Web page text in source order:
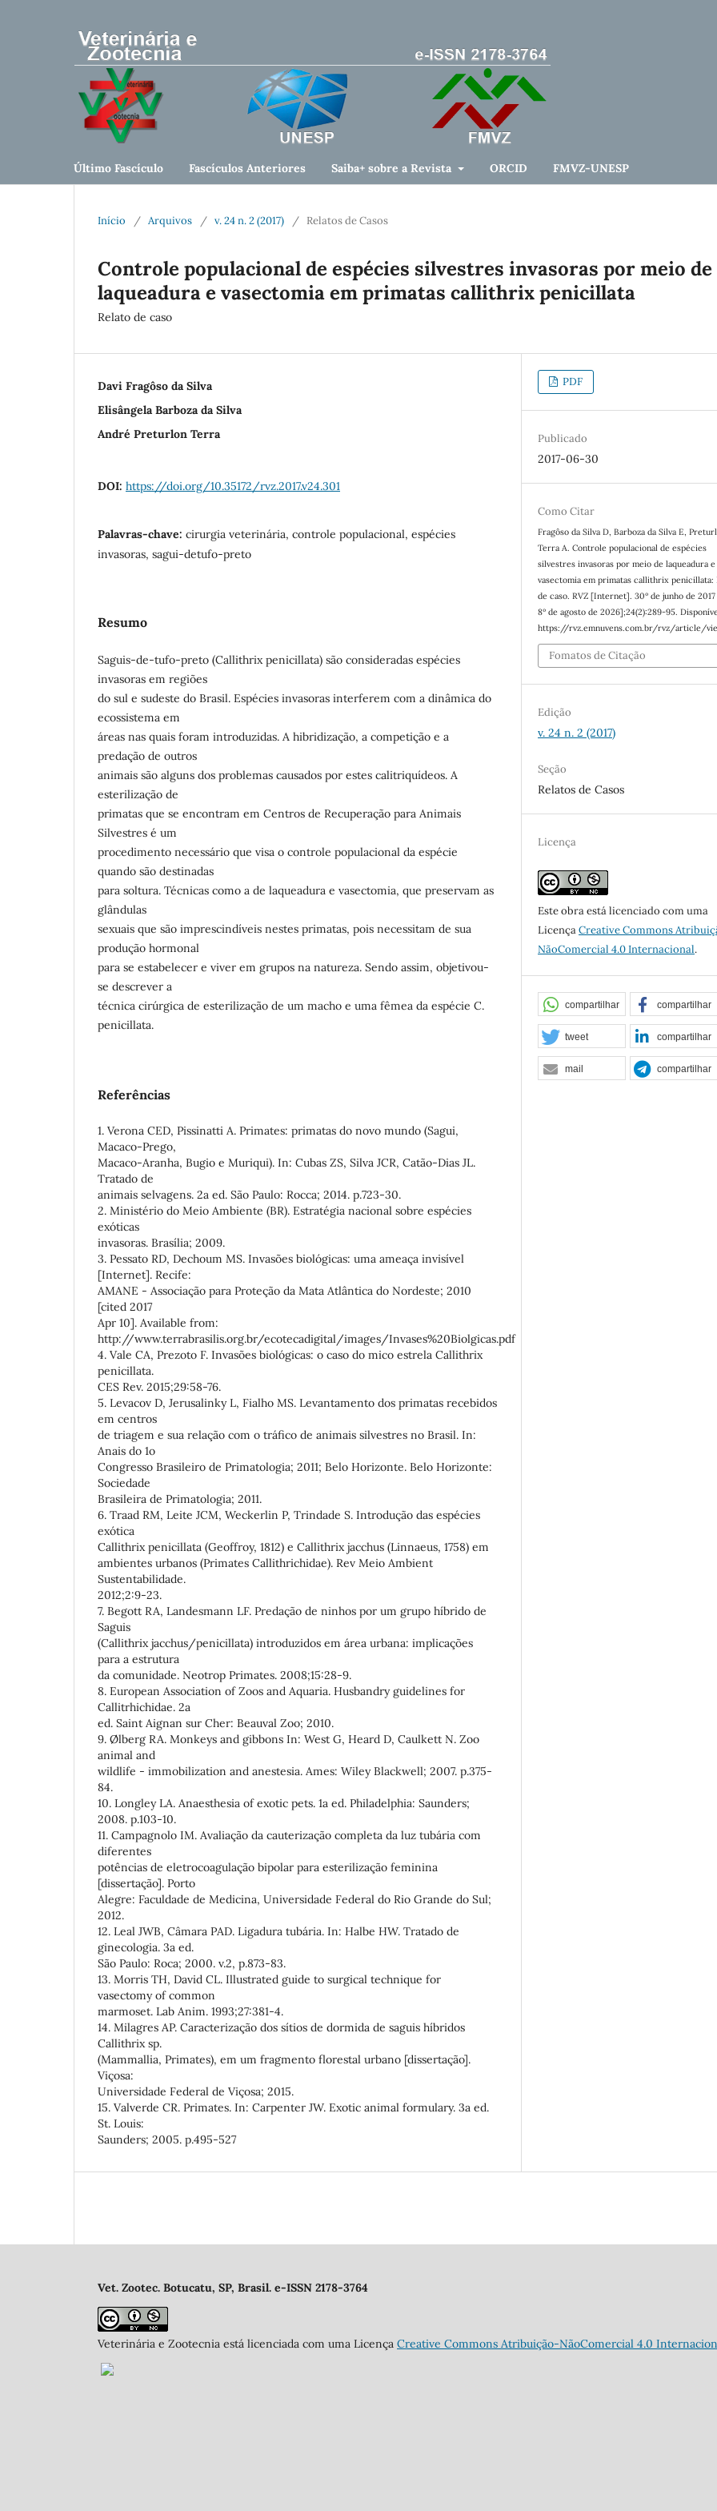
Último Fascículo Fascículos Anteriores Saiba+ sobre a Revista ORCID FMVZ-UNESP
Início / Arquivos / v. 24 n. 2 (2017) / Relatos de Casos
Controle populacional de espécies silvestres invasoras por meio de
laqueadura e vasectomia em primatas callithrix penicillata
Relato de caso
Davi Fragôso da Silva
Elisângela Barboza da Silva
André Preturlon Terra
DOI: https://doi.org/10.35172/rvz.2017.v24.301
Palavras-chave: cirurgia veterinária, controle populacional, espécies
invasoras, sagui-detufo-preto
Resumo
Saguis-de-tufo-preto (Callithrix penicillata) são consideradas espécies
invasoras em regiões
do sul e sudeste do Brasil. Espécies invasoras interferem com a dinâmica do
ecossistema em
áreas nas quais foram introduzidas. A hibridização, a competição e a
predação de outros
animais são alguns dos problemas causados por estes calitriquídeos. A
esterilização de
primatas que se encontram em Centros de Recuperação para Animais
Silvestres é um
procedimento necessário que visa o controle populacional da espécie
quando são destinadas
para soltura. Técnicas como a de laqueadura e vasectomia, que preservam as
glândulas
sexuais que são imprescindíveis nestes primatas, pois necessitam de sua
produção hormonal
para se estabelecer e viver em grupos na natureza. Sendo assim, objetivou-
se descrever a
técnica cirúrgica de esterilização de um macho e uma fêmea da espécie C.
penicillata.
Referências
1. Verona CED, Pissinatti A. Primates: primatas do novo mundo (Sagui,
Macaco-Prego,
Macaco-Aranha, Bugio e Muriqui). In: Cubas ZS, Silva JCR, Catão-Dias JL.
Tratado de
animais selvagens. 2a ed. São Paulo: Rocca; 2014. p.723-30.
2. Ministério do Meio Ambiente (BR). Estratégia nacional sobre espécies
exóticas
invasoras. Brasília; 2009.
3. Pessato RD, Dechoum MS. Invasões biológicas: uma ameaça invisível
[Internet]. Recife:
AMANE - Associação para Proteção da Mata Atlântica do Nordeste; 2010
[cited 2017
Apr 10]. Available from:
http://www.terrabrasilis.org.br/ecotecadigital/images/Invases%20Biolgicas.pdf
4. Vale CA, Prezoto F. Invasões biológicas: o caso do mico estrela Callithrix
penicillata.
CES Rev. 2015;29:58-76.
5. Levacov D, Jerusalinky L, Fialho MS. Levantamento dos primatas recebidos
em centros
de triagem e sua relação com o tráfico de animais silvestres no Brasil. In:
Anais do 1o
Congresso Brasileiro de Primatologia; 2011; Belo Horizonte. Belo Horizonte:
Sociedade
Brasileira de Primatologia; 2011.
6. Traad RM, Leite JCM, Weckerlin P, Trindade S. Introdução das espécies
exótica
Callithrix penicillata (Geoffroy, 1812) e Callithrix jacchus (Linnaeus, 1758) em
ambientes urbanos (Primates Callithrichidae). Rev Meio Ambient
Sustentabilidade.
2012;2:9-23.
7. Begott RA, Landesmann LF. Predação de ninhos por um grupo híbrido de
Saguis
(Callithrix jacchus/penicillata) introduzidos em área urbana: implicações
para a estrutura
da comunidade. Neotrop Primates. 2008;15:28-9.
8. European Association of Zoos and Aquaria. Husbandry guidelines for
Callitrhichidae. 2a
ed. Saint Aignan sur Cher: Beauval Zoo; 2010.
9. Ølberg RA. Monkeys and gibbons In: West G, Heard D, Caulkett N. Zoo
animal and
wildlife - immobilization and anestesia. Ames: Wiley Blackwell; 2007. p.375-
84.
10. Longley LA. Anaesthesia of exotic pets. 1a ed. Philadelphia: Saunders;
2008. p.103-10.
11. Campagnolo IM. Avaliação da cauterização completa da luz tubária com
diferentes
potências de eletrocoagulação bipolar para esterilização feminina
[dissertação]. Porto
Alegre: Faculdade de Medicina, Universidade Federal do Rio Grande do Sul;
2012.
12. Leal JWB, Câmara PAD. Ligadura tubária. In: Halbe HW. Tratado de
ginecologia. 3a ed.
São Paulo: Roca; 2000. v.2, p.873-83.
13. Morris TH, David CL. Illustrated guide to surgical technique for
vasectomy of common
marmoset. Lab Anim. 1993;27:381-4.
14. Milagres AP. Caracterização dos sítios de dormida de saguis híbridos
Callithrix sp.
(Mammallia, Primates), em um fragmento florestal urbano [dissertação].
Viçosa:
Universidade Federal de Viçosa; 2015.
15. Valverde CR. Primates. In: Carpenter JW. Exotic animal formulary. 3a ed.
St. Louis:
Saunders; 2005. p.495-527
PDF
Publicado
2017-06-30
Como Citar
Fragôso da Silva D, Barboza da Silva E,
Terra A. Controle populacional de espécies
silvestres invasoras por meio de laqueadura e
vasectomia em primatas callithrix penicillata:
de caso. RVZ [Internet]. 30º de junho de
8º de agosto de 2026];24(2):289-95.
https://rvz.emnuvens.com.br/rvz/article/
Fomatos de Citação
Edição
v. 24 n. 2 (2017)
Seção
Relatos de Casos
Licença
Este obra está licenciado com uma
LicençaCreative Commons
NãoComercial 4.0 Internacional.
compartilhar compartilhar
tweet compartilhar
mail compartilhar
Vet. Zootec. Botucatu, SP, Brasil. e-ISSN 2178-3764
Veterinária e Zootecnia está licenciada com uma Licença Creative Commons Atribuição-NãoComercial 4.0